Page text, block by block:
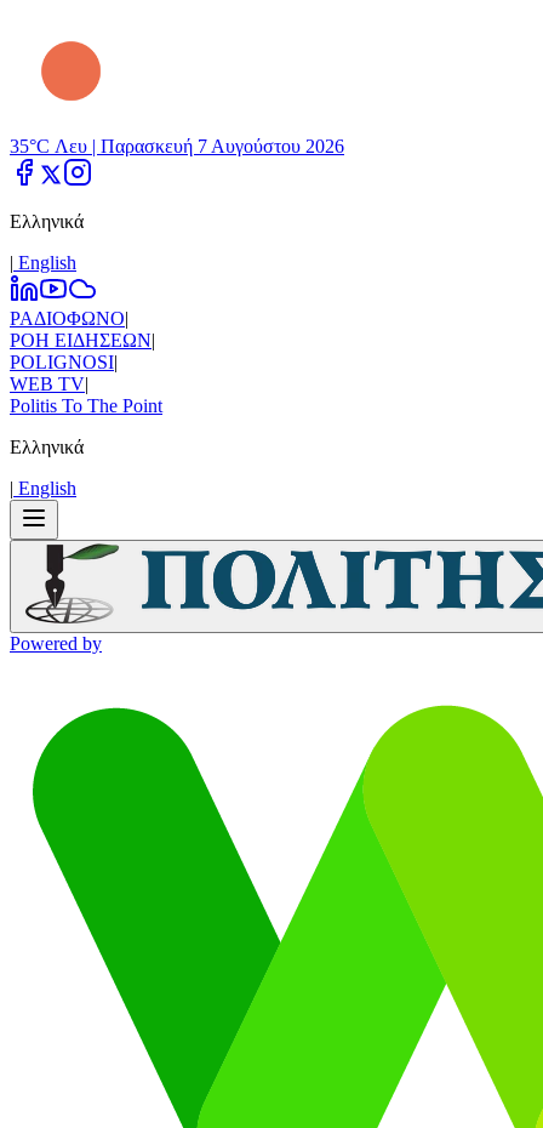
35°C Λευ | Παρασκευή 7 Αυγούστου 2026
Ελληνικά
| Εnglish
ΡΑΔΙΟΦΩΝΟ|
ΡΟΗ ΕΙΔΗΣΕΩΝ|
POLIGNOSI|
WEB TV|
Politis To The Point
Ελληνικά
| Εnglish
Powered by